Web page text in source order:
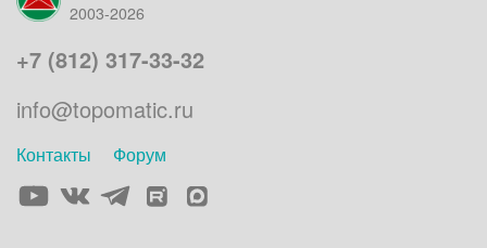
2003-2026
+7 (812) 317-33-32
info@topomatic.ru
Контакты
Форум
ЭлементЭлемент
ЭлементЭлемент